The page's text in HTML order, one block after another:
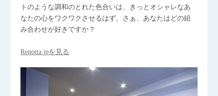
トのような調和のとれた色合いは、きっとオシャレなあ
なたの心をワクワクさせるはず。さぁ、あなたはどの組
み合わせが好きですか？
Renotta.jpを見る